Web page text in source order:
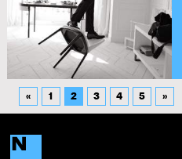
« 1 2 3 4 5 »